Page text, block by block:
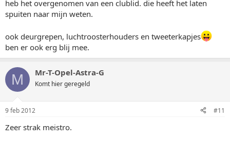
heb het overgenomen van een clublid. die heeft het laten
spuiten naar mijn weten.
ook deurgrepen, luchtroosterhouders en tweeterkapjes
ben er ook erg blij mee.
M Mr-T-Opel-Astra-G
Komt hier geregeld
9 feb 2012 #11
Zeer strak meistro.